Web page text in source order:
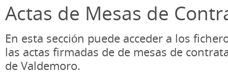
Actas de Mesas de
En esta sección puede acceder a los
las actas firmadas de de mesas de
de Valdemoro.